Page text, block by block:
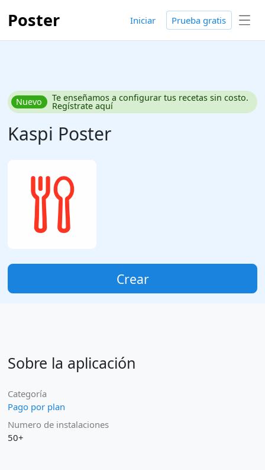
Poster Iniciar Prueba gratis
Nuevo Te enseñamos a configurar tus recetas sin costo.
Regístrate aquí
Kaspi Poster
Crear
Sobre la aplicación
Categoría
Pago por plan
Numero de instalaciones
50+